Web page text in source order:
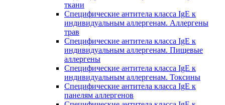
ткани
Специфические антитела класса IgE к
индивидуальным аллергенам. Аллергены
трав
Специфические антитела класса IgE к
индивидуальным аллергенам. Пищевые
аллергены
Специфические антитела класса IgE к
индивидуальным аллергенам. Токсины
Специфические антитела класса IgE к
панелям аллергенов